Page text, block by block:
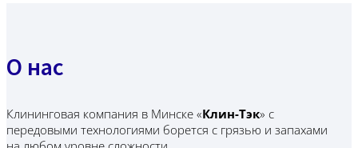
О нас
Клининговая компания в Минске «Клин-Тэк» с
передовыми технологиями борется с грязью и запахами